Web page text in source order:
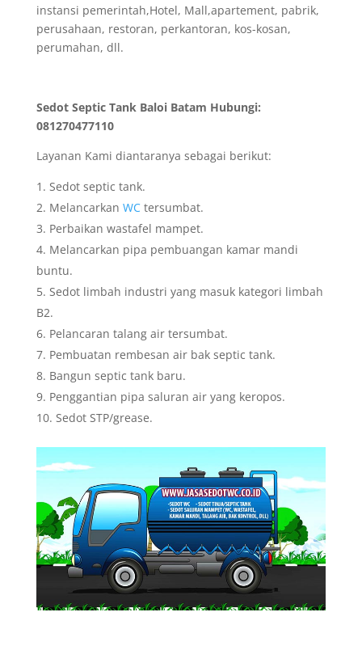
instansi pemerintah,Hotel, Mall,apartement, pabrik,
perusahaan, restoran, perkantoran, kos-kosan,
perumahan, dll.
Sedot Septic Tank Baloi Batam Hubungi:
081270477110
Layanan Kami diantaranya sebagai berikut:
Sedot septic tank.
Melancarkan WCtersumbat.
Perbaikan wastafel mampet.
Melancarkan pipa pembuangan kamar mandi
buntu.
Sedot limbah industri yang masuk kategori limbah
B2.
Pelancaran talang air tersumbat.
Pembuatan rembesan air bak septic tank.
Bangun septic tank baru.
Penggantian pipa saluran air yang keropos.
Sedot STP/grease.